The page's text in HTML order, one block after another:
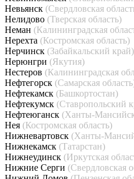
Невьянск (Свердловская
Нелидово (Тверская область)
Неман (Калининградская
Нерехта (Костромская область)
Нерчинск (Забайкальский край)
Нерюнгри (Якутия)
Нестеров (Калининградская
Нефтегорск (Самарская
Нефтекамск (Башкортостан)
Нефтекумск (Ставропольский
Нефтеюганск (Ханты-
Нея (Костромская область)
Нижневартовск (Ханты-
Нижнекамск (Татарстан)
Нижнеудинск (Иркутская
Нижние Серги (Свердловская